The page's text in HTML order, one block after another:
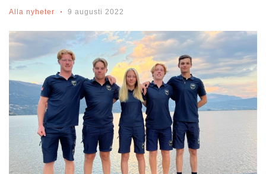
Alla nyheter 9 augusti 2022